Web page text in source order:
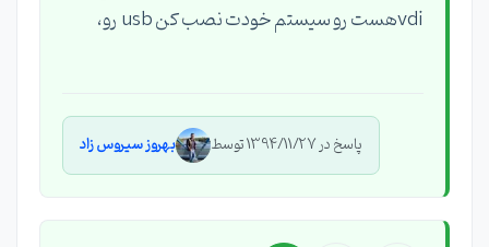
vdiهست رو سيستم خودت نصب كن usb رو،
پاسخ در 1394/11/27 توسط بهروز سیروس زاد